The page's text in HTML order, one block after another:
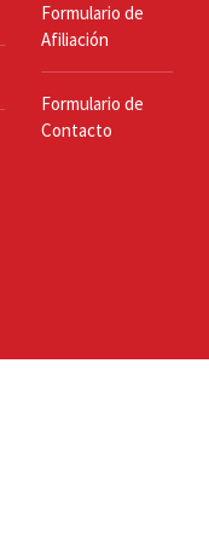
Formulario de
Afiliación
Formulario de
Contacto